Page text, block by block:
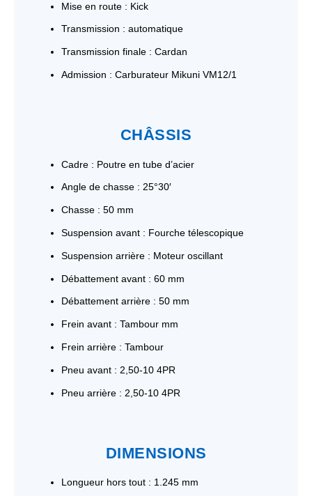
Mise en route : Kick
Transmission : automatique
Transmission finale : Cardan
Admission : Carburateur Mikuni VM12/1
CHÂSSIS
Cadre : Poutre en tube d’acier
Angle de chasse : 25°30′
Chasse : 50 mm
Suspension avant : Fourche télescopique
Suspension arrière : Moteur oscillant
Débattement avant : 60 mm
Débattement arrière : 50 mm
Frein avant : Tambour mm
Frein arrière : Tambour
Pneu avant : 2,50-10 4PR
Pneu arrière : 2,50-10 4PR
DIMENSIONS
Longueur hors tout : 1.245 mm